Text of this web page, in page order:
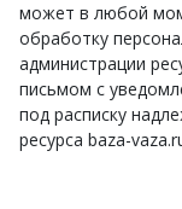
может в любой
обработку
администрации
письмом с
под расписку
ресурса baza-